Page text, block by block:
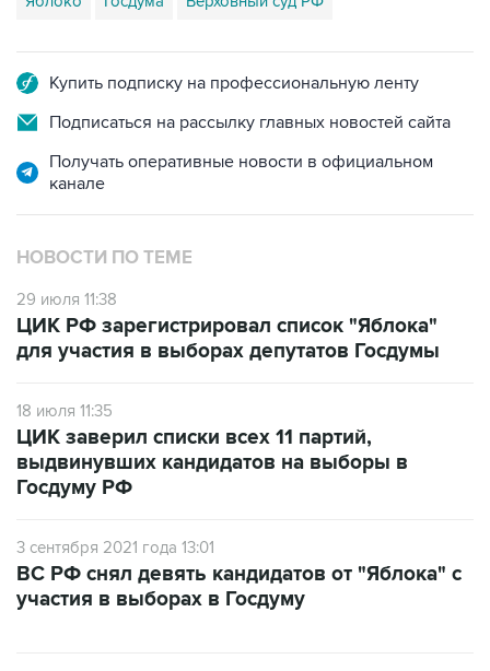
Купить подписку на профессиональную ленту
Подписаться на рассылку главных новостей сайта
Получать оперативные новости в официальном
канале
НОВОСТИ ПО ТЕМЕ
29 июля 11:38
ЦИК РФ зарегистрировал список "Яблока"
для участия в выборах депутатов Госдумы
18 июля 11:35
ЦИК заверил списки всех 11 партий,
выдвинувших кандидатов на выборы в
Госдуму РФ
3 сентября 2021 года 13:01
ВС РФ снял девять кандидатов от "Яблока" с
участия в выборах в Госдуму